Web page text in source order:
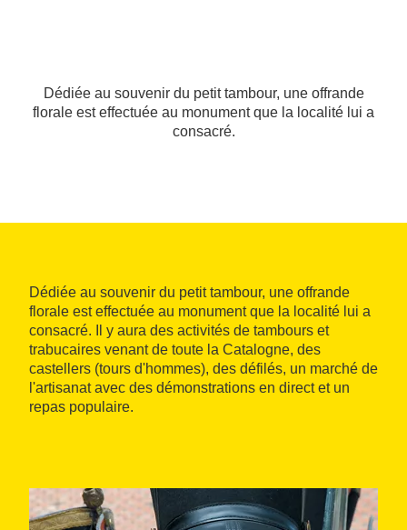
Dédiée au souvenir du petit tambour, une offrande
florale est effectuée au monument que la localité lui a
consacré.
Dédiée au souvenir du petit tambour, une offrande
florale est effectuée au monument que la localité lui a
consacré. Il y aura des activités de tambours et
trabucaires venant de toute la Catalogne, des
castellers (tours d'hommes), des défilés, un marché de
l'artisanat avec des démonstrations en direct et un
repas populaire.